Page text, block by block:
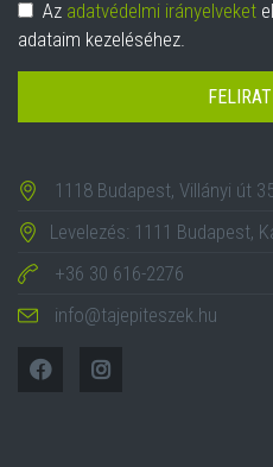
Adatvédelem
Az adatvédelmi irányelveket
adataim kezeléséhez.
1118 Budapest, Villányi út
Levelezés: 1111 Budapest,
+36 30 616-2276
info@tajepiteszek.hu